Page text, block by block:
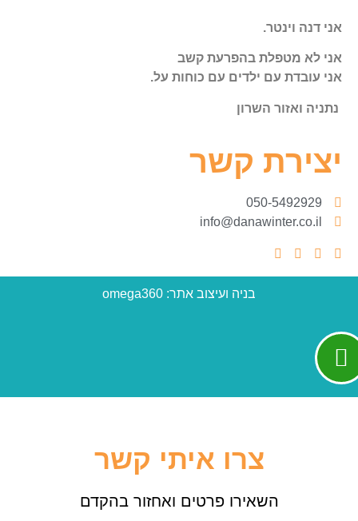
אני דנה וינטר.
אני לא מטפלת בהפרעת קשב
אני עובדת עם ילדים עם כוחות על.
נתניה ואזור השרון
יצירת קשר
050-5492929
info@danawinter.co.il
בניה ועיצוב אתר: omega360
צרו איתי קשר
השאירו פרטים ואחזור בהקדם